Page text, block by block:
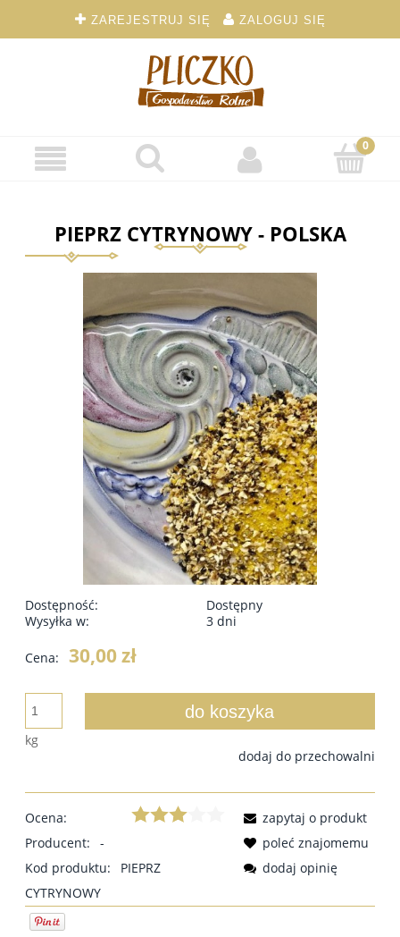
ZAREJESTRUJ SIĘ ZALOGUJ SIĘ
PIEPRZ CYTRYNOWY - POLSKA
Dostępność:
Dostępny
Wysyłka w:
3 dni
Cena: 30,00 zł
kg
do koszyka
dodaj do przechowalni
Ocena:
Producent:
-
Kod produktu:
PIEPRZ
CYTRYNOWY
zapytaj o produkt
poleć znajomemu
dodaj opinię